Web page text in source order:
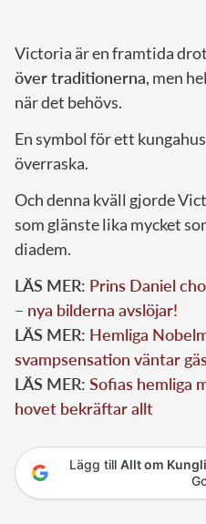
Victoria är en framtida
över traditionerna, men
när det behövs.
En symbol för ett
överraska.
Och denna kväll gjorde
som glänste lika mycket
diadem.
LÄS MER: Prins Daniel
– nya bilderna avslöjar!
LÄS MER: Hemliga
svampsensation väntar
LÄS MER: Sofias hemliga
hovet bekräftar allt
Lägg till Allt om